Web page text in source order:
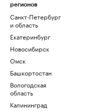
регионов
Санкт-Петербург
и область
Екатеринбург
Новосибирск
Омск
Башкортостан
Вологодская
область
Калининград